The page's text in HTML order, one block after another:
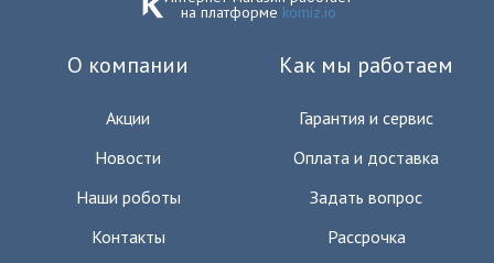
на платформе komiz.io
О компании
Акции
Новости
Наши роботы
Контакты
Как мы работаем
Гарантия и сервис
Оплата и доставка
Задать вопрос
Рассрочка